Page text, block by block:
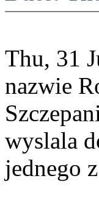
Thu, 31
nazwie
wyslala
jednego